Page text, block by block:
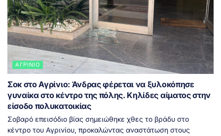
ΑΓΡΊΝΙΟ
Σοκ στο Αγρίνιο: Άνδρας φέρεται να ξυλοκόπησε
γυναίκα στο κέντρο της πόλης. Κηλίδες αίματος στην
είσοδο πολυκατοικίας
Σοβαρό επεισόδιο βίας σημειώθηκε χθες το βράδυ στο
κέντρο του Αγρινίου, προκαλώντας αναστάτωση στους